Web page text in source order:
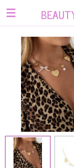
Ga
hoofdinhoud